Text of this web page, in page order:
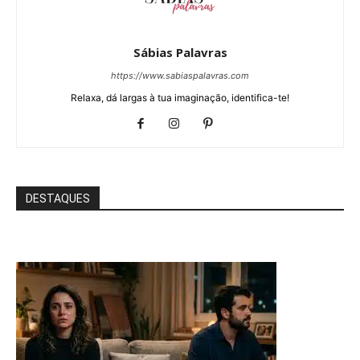
Sábias Palavras
https://www.sabiaspalavras.com
Relaxa, dá largas à tua imaginação, identifica-te!
DESTAQUES